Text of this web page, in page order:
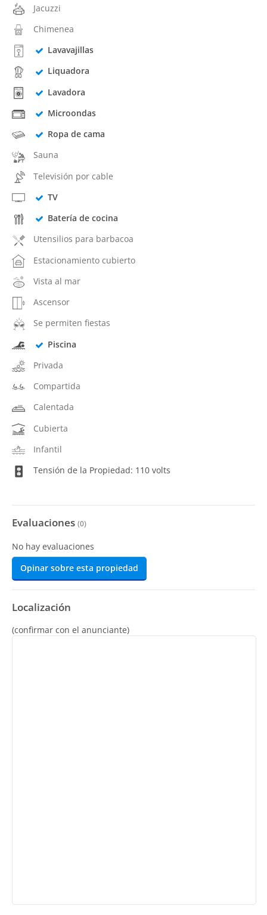
Jacuzzi
Chimenea
Lavavajillas
Liquadora
Lavadora
Microondas
Ropa de cama
Sauna
Televisión por cable
TV
Batería de cocina
Utensilios para barbacoa
Estacionamiento cubierto
Vista al mar
Ascensor
Se permiten fiestas
Piscina
Privada
Compartida
Calentada
Cubierta
Infantil
Tensión de la Propiedad: 110 volts
Evaluaciones (0)
No hay evaluaciones
Opinar sobre esta propiedad
Localización
(confirmar con el anunciante)